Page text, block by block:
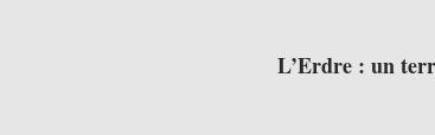
L’Erdre : un